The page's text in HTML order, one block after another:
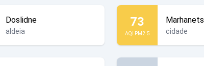
Doslidne
aldeia
73
AQI PM2.5
Marhanets
cidade